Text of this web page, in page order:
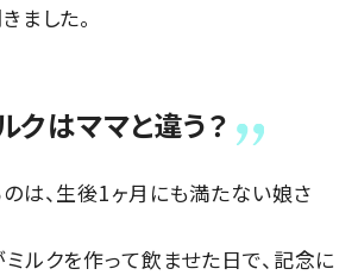
ました。
クはママと違う？
は、生後1ヶ月にも満たない娘さ
ルクを作って飲ませた日で、記念に